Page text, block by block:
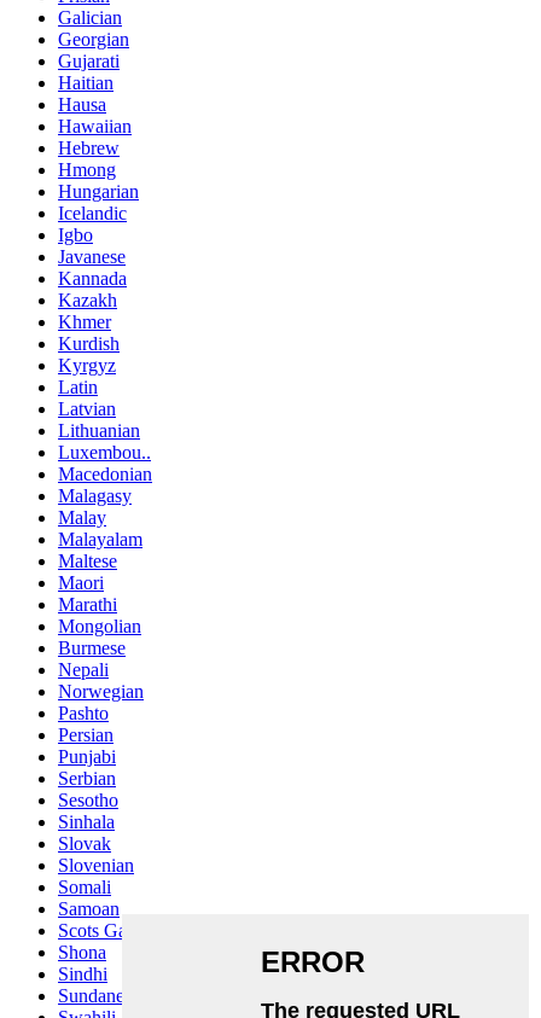
Galician
Georgian
Gujarati
Haitian
Hausa
Hawaiian
Hebrew
Hmong
Hungarian
Icelandic
Igbo
Javanese
Kannada
Kazakh
Khmer
Kurdish
Kyrgyz
Latin
Latvian
Lithuanian
Luxembou..
Macedonian
Malagasy
Malay
Malayalam
Maltese
Maori
Marathi
Mongolian
Burmese
Nepali
Norwegian
Pashto
Persian
Punjabi
Serbian
Sesotho
Sinhala
Slovak
Slovenian
Somali
Samoan
Scots Gaelic
Shona
Sindhi
Sundanese